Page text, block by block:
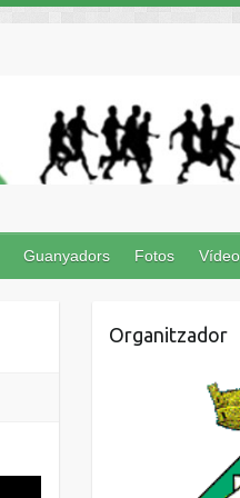
Guanyadors Fotos
Organitzador